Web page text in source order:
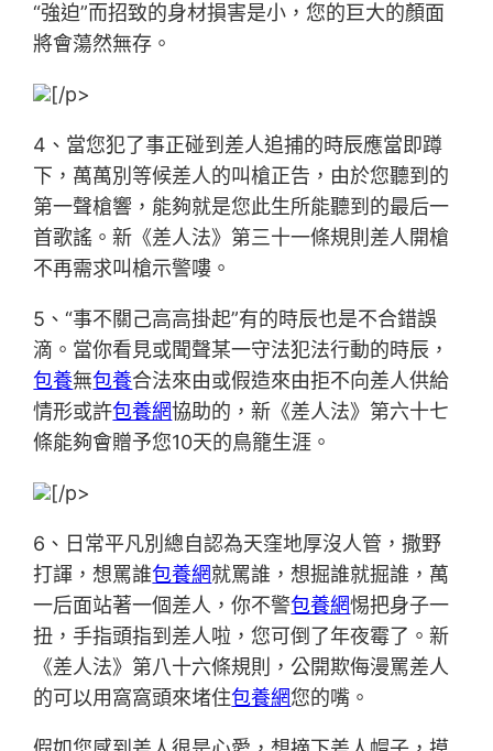
“強迫”而招致的身材損害是小，您的巨大的顏面
將會蕩然無存。
[/p>
4、當您犯了事正碰到差人追捕的時辰應當即蹲
下，萬萬別等候差人的叫槍正告，由於您聽到的
第一聲槍響，能夠就是您此生所能聽到的最后一
首歌謠。新《差人法》第三十一條規則差人開槍
不再需求叫槍示警嘍。
5、“事不關己高高掛起”有的時辰也是不合錯誤
滴。當你看見或聞聲某一守法犯法行動的時辰，
包養無包養合法來由或假造來由拒不向差人供給
情形或許包養網協助的，新《差人法》第六十七
條能夠會贈予您10天的鳥籠生涯。
[/p>
6、日常平凡別總自認為天窪地厚沒人管，撒野
打諢，想罵誰包養網就罵誰，想掘誰就掘誰，萬
一后面站著一個差人，你不警包養網惕把身子一
扭，手指頭指到差人啦，您可倒了年夜霉了。新
《差人法》第八十六條規則，公開欺侮漫罵差人
的可以用窩窩頭來堵住包養網您的嘴。